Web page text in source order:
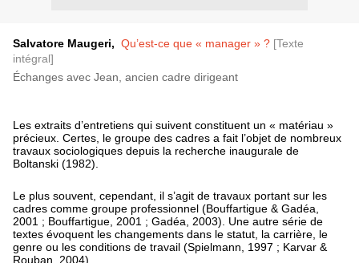
Salvatore Maugeri, Qu’est-ce que « manager » ? [Texte
intégral]
Échanges avec Jean, ancien cadre dirigeant
Les extraits d’entretiens qui suivent constituent un « matériau »
précieux. Certes, le groupe des cadres a fait l’objet de nombreux
travaux sociologiques depuis la recherche inaugurale de
Boltanski (1982).
Le plus souvent, cependant, il s’agit de travaux portant sur les
cadres comme groupe professionnel (Bouffartigue & Gadéa,
2001 ; Bouffartigue, 2001 ; Gadéa, 2003). Une autre série de
textes évoquent les changements dans le statut, la carrière, le
genre ou les conditions de travail (Spielmann, 1997 ; Karvar &
Rouban, 2004).